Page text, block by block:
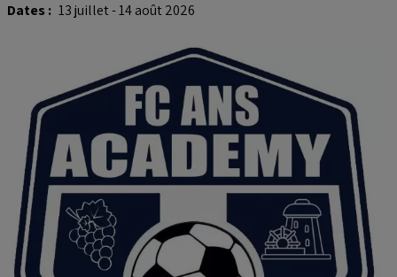
Dates : 13 juillet - 14 août 2026